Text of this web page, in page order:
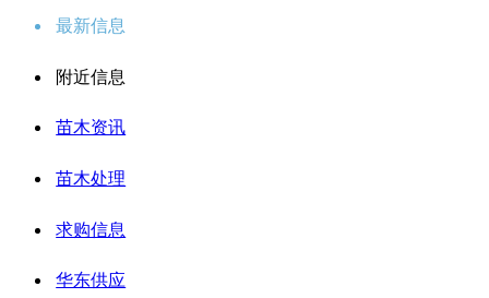
最新信息
附近信息
苗木资讯
苗木处理
求购信息
华东供应